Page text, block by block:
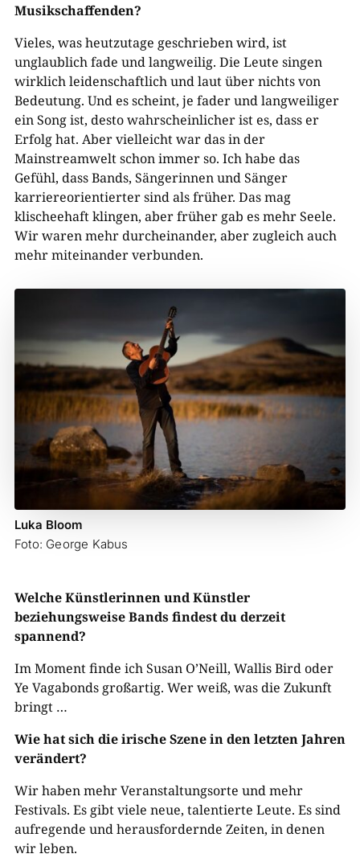
Musikschaffenden?
Vieles, was heutzutage geschrieben wird, ist
unglaublich fade und langweilig. Die Leute singen
wirklich leidenschaftlich und laut über nichts von
Bedeutung. Und es scheint, je fader und langweiliger
ein Song ist, desto wahrscheinlicher ist es, dass er
Erfolg hat. Aber vielleicht war das in der
Mainstreamwelt schon immer so. Ich habe das
Gefühl, dass Bands, Sängerinnen und Sänger
karriereorientierter sind als früher. Das mag
klischeehaft klingen, aber früher gab es mehr Seele.
Wir waren mehr durcheinander, aber zugleich auch
mehr miteinander verbunden.
Luka Bloom
Foto: George Kabus
Welche Künstlerinnen und Künstler
beziehungsweise Bands findest du derzeit
spannend?
Im Moment finde ich Susan O’Neill, Wallis Bird oder
Ye Vagabonds großartig. Wer weiß, was die Zukunft
bringt …
Wie hat sich die irische Szene in den letzten Jahren
verändert?
Wir haben mehr Veranstaltungsorte und mehr
Festivals. Es gibt viele neue, talentierte Leute. Es sind
aufregende und herausfordernde Zeiten, in denen
wir leben.